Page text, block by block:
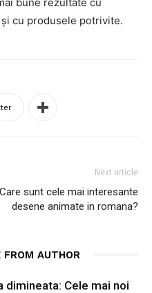
cu produsele potrivite.
Next article
Care sunt cele mai interesante
desene animate in romana?
FROM AUTHOR
dimineata: Cele mai noi